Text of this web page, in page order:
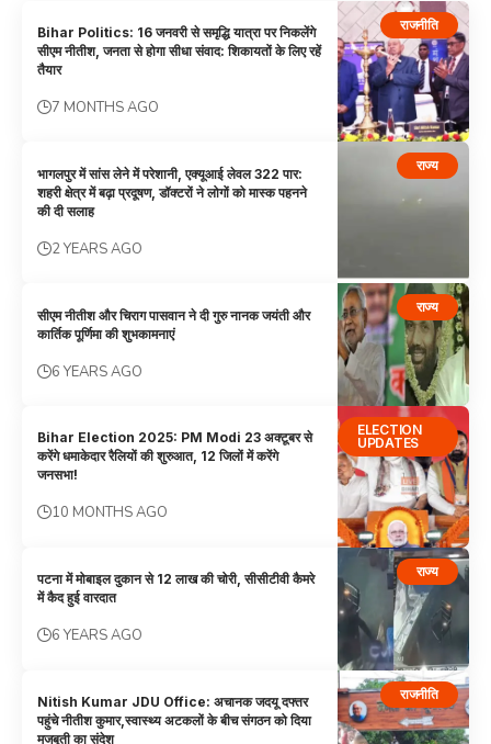
राजनीति
Bihar Politics: 16 जनवरी से समृद्धि यात्रा पर निकलेंगे
सीएम नीतीश, जनता से होगा सीधा संवाद: शिकायतों के लिए रहें
तैयार
7 MONTHS AGO
राज्य
भागलपुर में सांस लेने में परेशानी, एक्यूआई लेवल 322 पार:
शहरी क्षेत्र में बढ़ा प्रदूषण, डॉक्टरों ने लोगों को मास्क पहनने
की दी सलाह
2 YEARS AGO
राज्य
सीएम नीतीश और चिराग पासवान ने दी गुरु नानक जयंती और
कार्तिक पूर्णिमा की शुभकामनाएं
6 YEARS AGO
ELECTION
UPDATES
Bihar Election 2025: PM Modi 23 अक्टूबर से
करेंगे धमाकेदार रैलियों की शुरुआत, 12 जिलों में करेंगे
जनसभा!
10 MONTHS AGO
राज्य
पटना में मोबाइल दुकान से 12 लाख की चोरी, सीसीटीवी कैमरे
में कैद हुई वारदात
6 YEARS AGO
राजनीति
Nitish Kumar JDU Office: अचानक जदयू दफ्तर
पहुंचे नीतीश कुमार,स्वास्थ्य अटकलों के बीच संगठन को दिया
मजबूती का संदेश